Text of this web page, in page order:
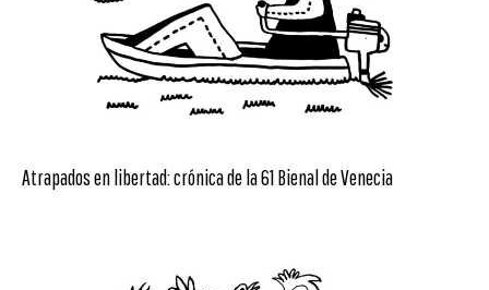
Atrapados en libertad: crónica de la 61 Bienal de Venecia